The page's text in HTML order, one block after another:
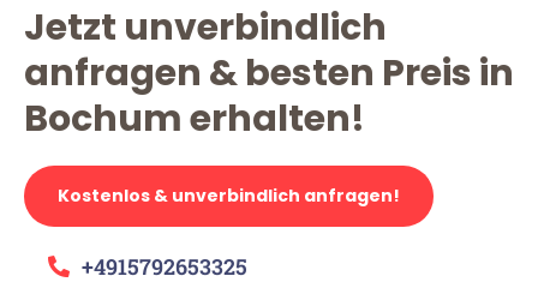
Jetzt unverbindlich
anfragen & besten Preis in
Bochum erhalten!
Kostenlos & unverbindlich anfragen!
+4915792653325